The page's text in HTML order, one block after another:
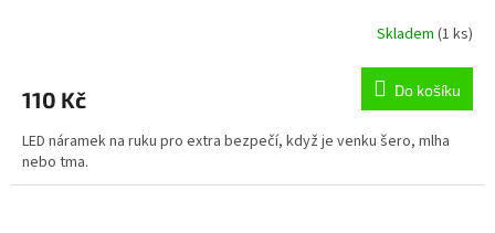
Skladem (1 ks)
110 Kč Do košíku
LED náramek na ruku pro extra bezpečí, když je venku šero, mlha
nebo tma.